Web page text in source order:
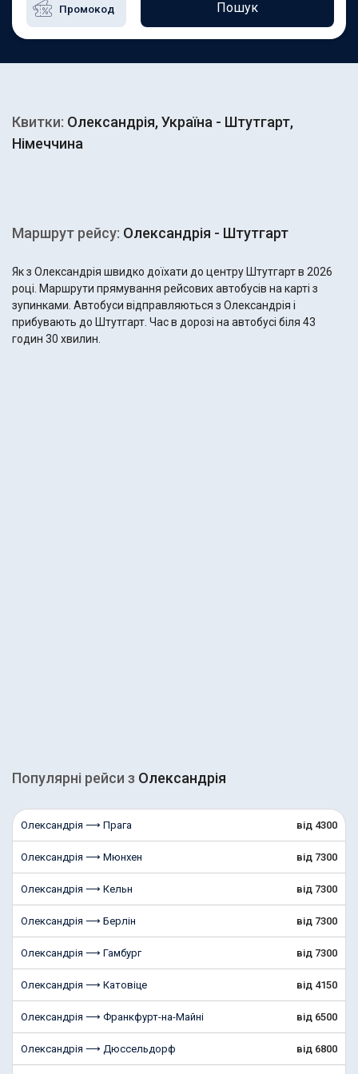
Пошук
Квитки: Олександрія, Україна - Штутгарт,
Німеччина
Маршрут рейсу: Олександрія - Штутгарт
Як з Олександрія швидко доїхати до центру Штутгарт в 2026
році. Маршрути прямування рейсових автобусів на карті з
зупинками. Автобуси відправляються з Олександрія і
прибувають до Штутгарт. Час в дорозі на автобусі біля 43
годин 30 хвилин.
Популярні рейcи з Олександрія
Олександрія ⟶ Прага від 4300
Олександрія ⟶ Мюнхен від 7300
Олександрія ⟶ Кельн від 7300
Олександрія ⟶ Берлін від 7300
Олександрія ⟶ Гамбург від 7300
Олександрія ⟶ Катовіце від 4150
Олександрія ⟶ Франкфурт-на-Майні від 6500
Олександрія ⟶ Дюссельдорф від 6800